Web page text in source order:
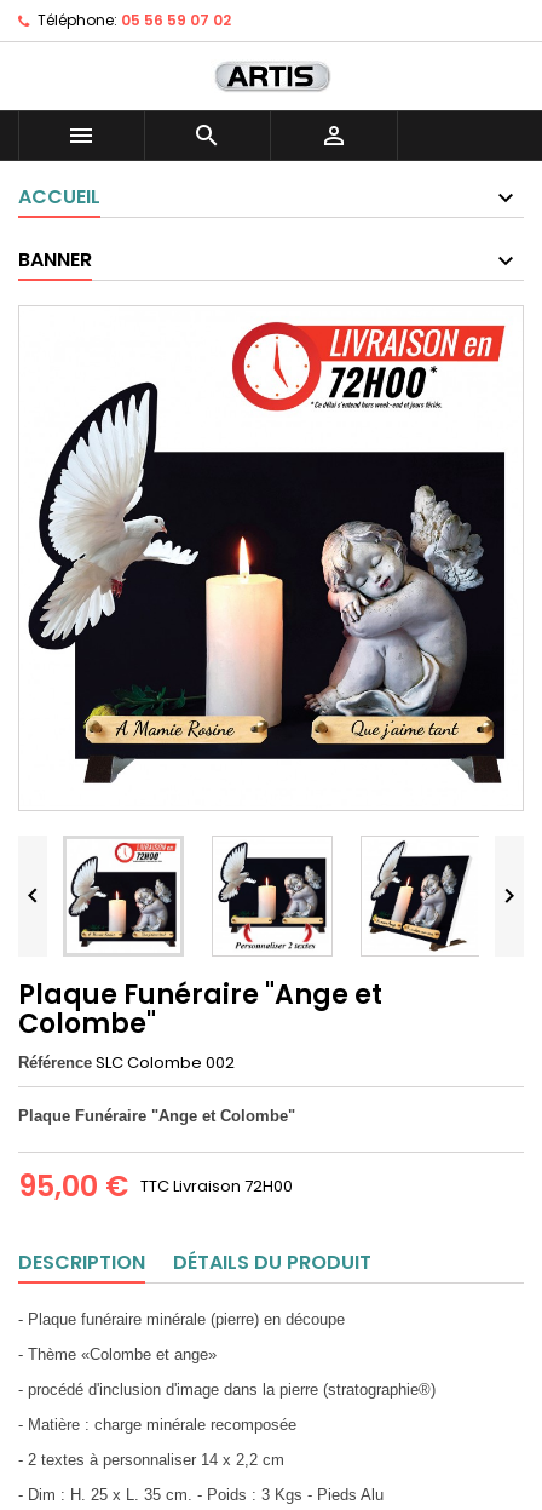
Téléphone: 05 56 59 07 02
  
ACCUEIL
BANNER
 
Plaque Funéraire "Ange et
Colombe"
Référence SLC Colombe 002
Plaque Funéraire "Ange et Colombe"
95,00 € TTCLivraison 72H00
DESCRIPTION DÉTAILS DU PRODUIT
- Plaque funéraire minérale (pierre) en découpe
- Thème «Colombe et ange»
- procédé d'inclusion d'image dans la pierre (stratographie®)
- Matière : charge minérale recomposée
- 2 textes à personnaliser 14 x 2,2 cm
- Dim : H. 25 x L. 35 cm. - Poids : 3 Kgs - Pieds Alu